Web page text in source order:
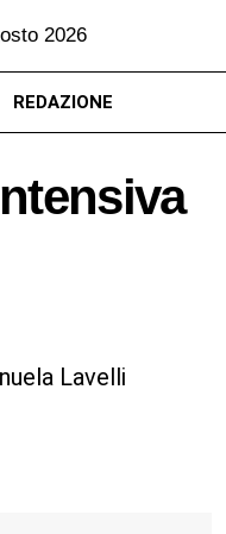
2026
REDAZIONE
Lavelli